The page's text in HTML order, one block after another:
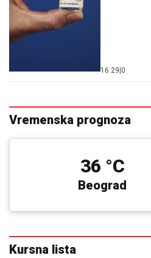
16:29 0
Vremenska prognoza
Beograd
36 °C
Kursna lista